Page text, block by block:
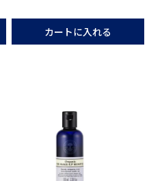
カートに入れる